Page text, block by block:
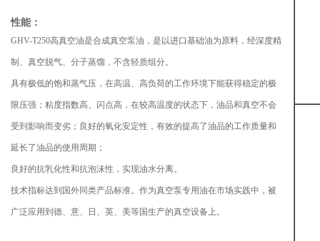
性能：
GHV-T250高真空油是合成真空泵油，是以进口基础油为原料，经深度精
制、真空脱气、分子蒸馏，不含轻质组分。
具有极低的饱和蒸气压，在高温、高负荷的工作环境下能获得稳定的极
限压强；粘度指数高、闪点高，在较高温度的状态下，油品和真空不会
受到影响而变劣；良好的氧化安定性，有效的提高了油品的工作质量和
延长了油品的使用周期；
良好的抗乳化性和抗泡沫性，实现油水分离。
技术指标达到国外同类产品标准。作为真空泵专用油在市场实践中，被
广泛应用到德、意、日、英、美等国生产的真空设备上。